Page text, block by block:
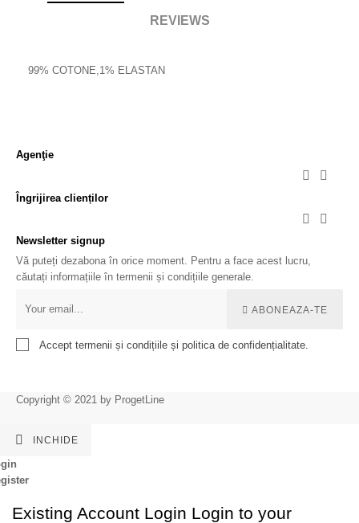
REVIEWS
99% COTONE,1% ELASTAN
Agenţie
 
Îngrijirea clienților
 
Newsletter signup
Vă puteți dezabona în orice moment. Pentru a face acest lucru,
căutați informațiile în termenii și condițiile generale.
ABONEAZA-TE
Accept termenii și condițiile și politica de confidențialitate.
Copyright © 2021 by ProgetLine
 INCHIDE
Existing Account Login Login to your